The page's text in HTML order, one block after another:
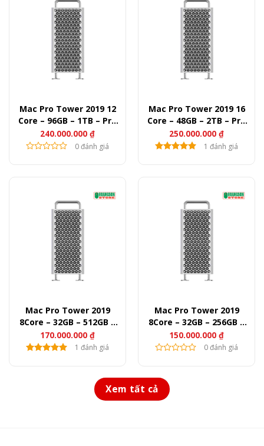
Mac Pro Tower 2019 12
Core – 96GB – 1TB – Pro
W5700X (New)
240.000.000 ₫
0 đánh giá
Mac Pro Tower 2019 16
Core – 48GB – 2TB – Pro
W5700X (New)
250.000.000 ₫
1 đánh giá
Mac Pro Tower 2019
8Core – 32GB – 512GB –
Pro 580X (New)
170.000.000 ₫
1 đánh giá
Mac Pro Tower 2019
8Core – 32GB – 256GB –
Pro 580X (New)
150.000.000 ₫
0 đánh giá
Xem tất cả